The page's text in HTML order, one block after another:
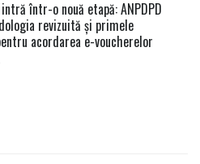
intră într-o nouă etapă: ANPDPD
revizuită și primele
acordarea e-voucherelor